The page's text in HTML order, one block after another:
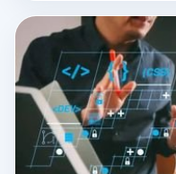
矩阵管理软件的核心功能
具，以实现卓越的跨境运